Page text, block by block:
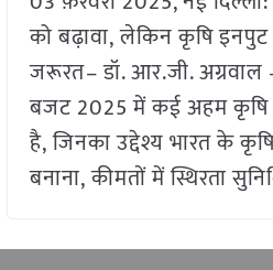
को बढ़ावा, लेकिन कृषि
जरूरत– डॉ. आर.जी. अग्रवाल
बजट 2025 में कई अहम कृषि
है, जिनका उद्देश्य भारत के
बनाना, कीमतों में स्थिरता